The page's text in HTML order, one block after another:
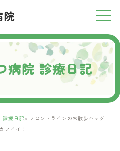
院
について
病院 診療日記
診療日記
フロントラインのお散歩バッグ
ワイイ！